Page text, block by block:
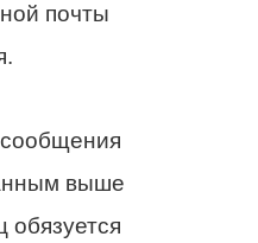
почты
сообщения
выше
обязуется